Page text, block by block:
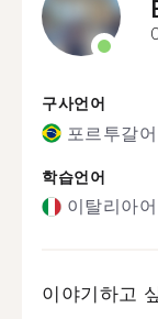
구사언어
포르투갈어
학습언어
이탈리아어
이야기하고